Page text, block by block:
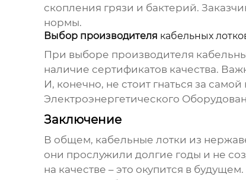
скопления грязи и бактерий.
нормы.
Выбор производителя кабельных
При выборе производителя
наличие сертификатов качества.
И, конечно, не стоит гнаться за
Электроэнергетического
Заключение
В общем, кабельные лотки из
они прослужили долгие годы и не
на качестве – это окупится в